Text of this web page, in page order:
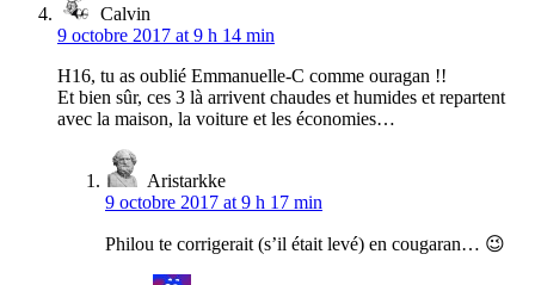
Calvin
9 octobre 2017 at 9 h 14 min
H16, tu as oublié Emmanuelle-C comme ouragan !!
Et bien sûr, ces 3 là arrivent chaudes et humides et repartent
avec la maison, la voiture et les économies…
Aristarkke
9 octobre 2017 at 9 h 17 min
Philou te corrigerait (s’il était levé) en cougaran… 😉